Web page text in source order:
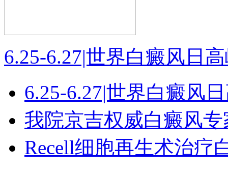
6.25-6.27|世界白癜风日
6.25-6.27|世界白癜风
我院京吉权威白癜风
Recell细胞再生术治疗